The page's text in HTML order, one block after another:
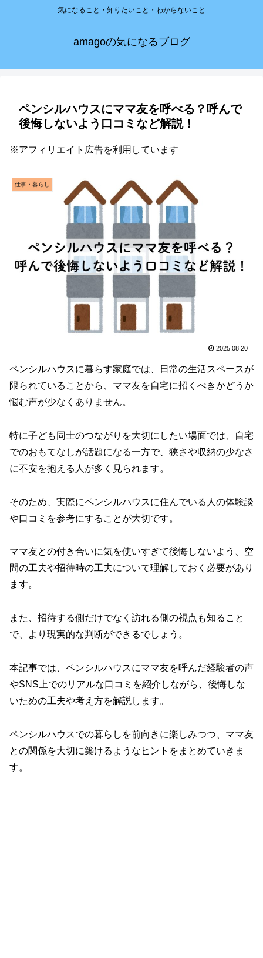
気になること・知りたいこと・わからないこと
amagoの気になるブログ
ペンシルハウスにママ友を呼べる？呼んで
後悔しないよう口コミなど解説！
※アフィリエイト広告を利用しています
仕事・暮らし
2025.08.20
ペンシルハウスに暮らす家庭では、日常の生活スペースが
限られていることから、ママ友を自宅に招くべきかどうか
悩む声が少なくありません。
特に子ども同士のつながりを大切にしたい場面では、自宅
でのおもてなしが話題になる一方で、狭さや収納の少なさ
に不安を抱える人が多く見られます。
そのため、実際にペンシルハウスに住んでいる人の体験談
や口コミを参考にすることが大切です。
ママ友との付き合いに気を使いすぎて後悔しないよう、空
間の工夫や招待時の工夫について理解しておく必要があり
ます。
また、招待する側だけでなく訪れる側の視点も知ること
で、より現実的な判断ができるでしょう。
本記事では、ペンシルハウスにママ友を呼んだ経験者の声
やSNS上でのリアルな口コミを紹介しながら、後悔しな
いための工夫や考え方を解説します。
ペンシルハウスでの暮らしを前向きに楽しみつつ、ママ友
との関係を大切に築けるようなヒントをまとめていきま
す。